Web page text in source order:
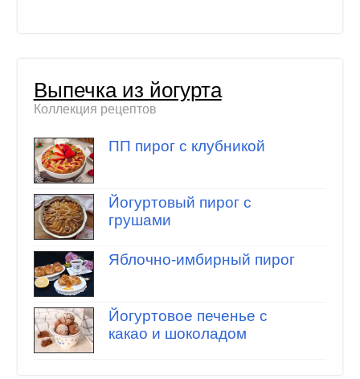
Выпечка из йогурта
Коллекция рецептов
ПП пирог с клубникой
Йогуртовый пирог с
грушами
Яблочно-имбирный пирог
Йогуртовое печенье с
какао и шоколадом